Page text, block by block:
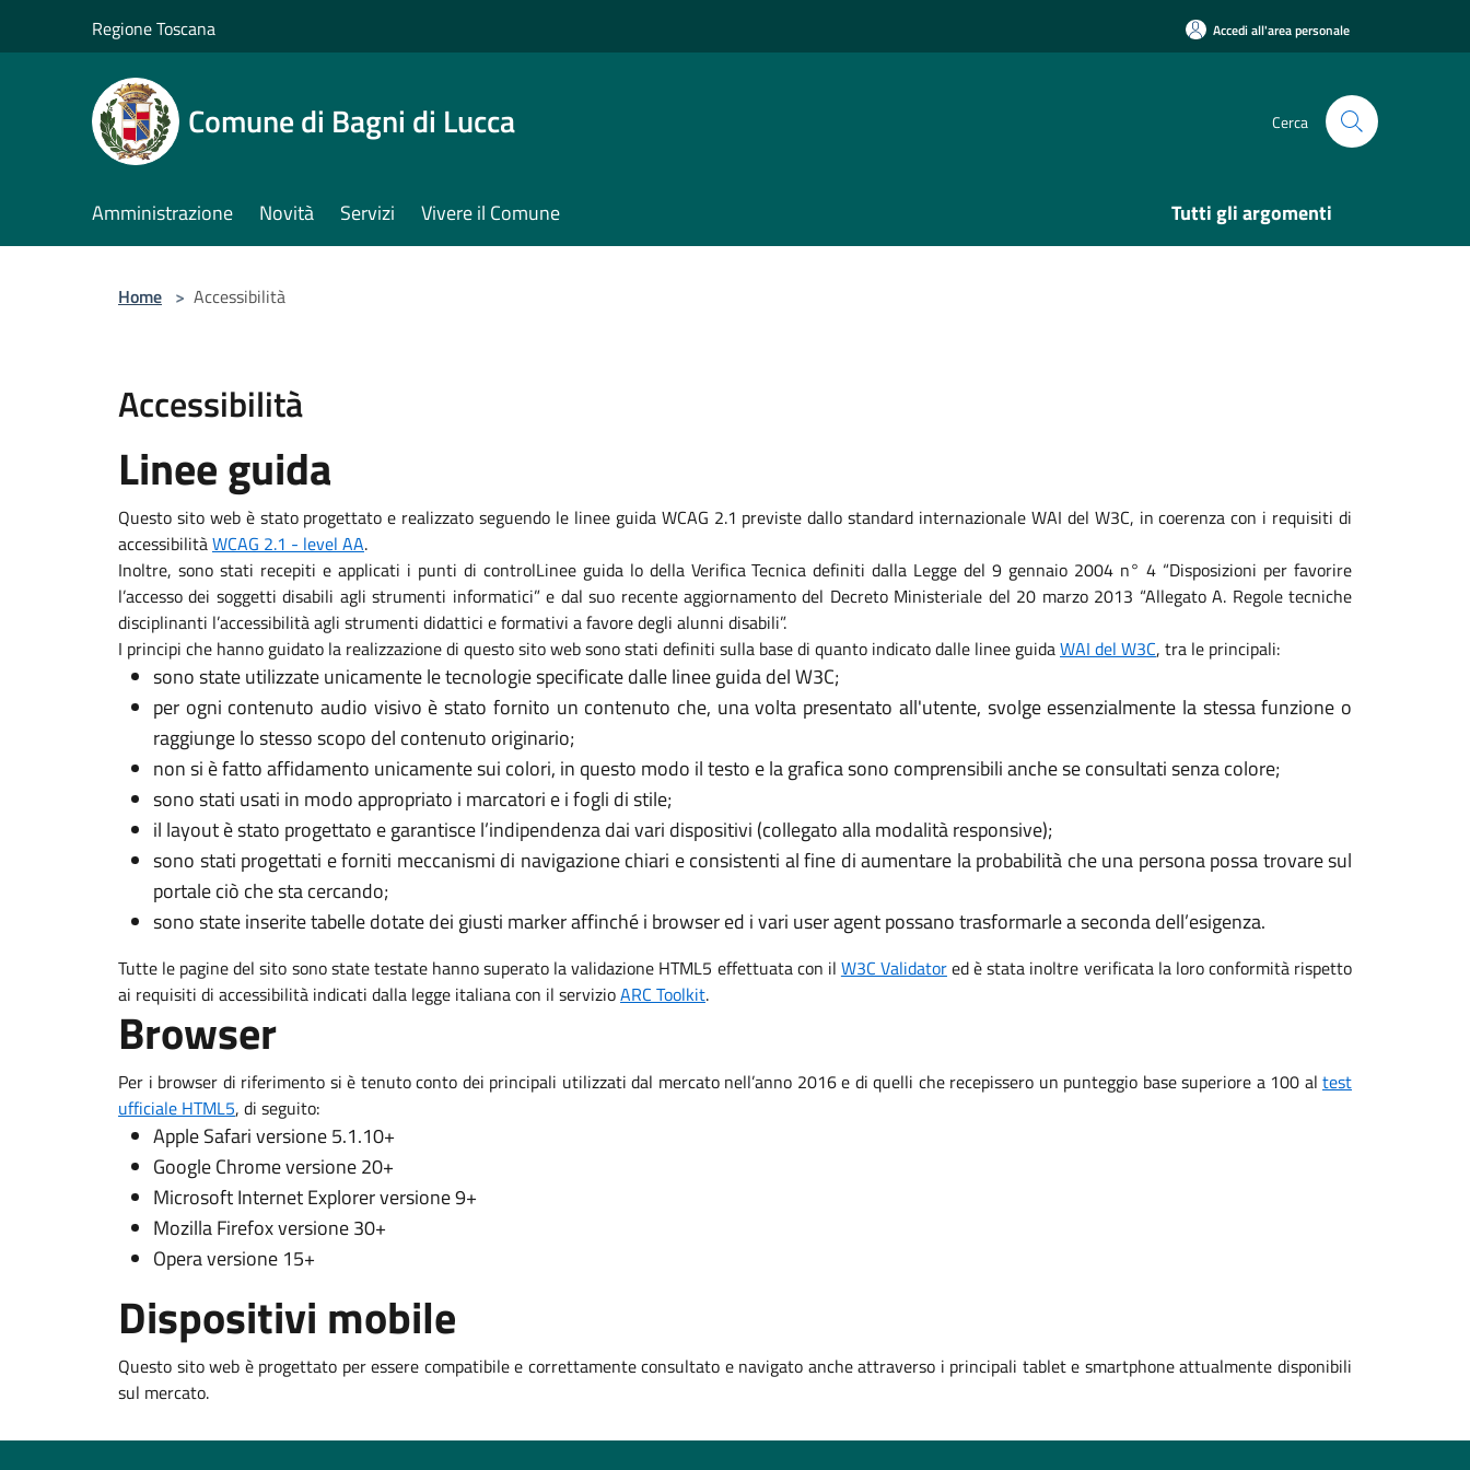
Regione Toscana Accedi all'area personale
Comune di Bagni di Lucca Cerca
Amministrazione Novità Servizi Vivere il Comune Tutti gli argomenti
Home > Accessibilità
Accessibilità
Linee guida
Questo sito web è stato progettato e realizzato seguendo le linee guida WCAG 2.1 previste dallo standard internazionale WAI del W3C, in coerenza con i requisiti di
accessibilitàWCAG 2.1 - level AA.
Inoltre, sono stati recepiti e applicati i punti di controlLinee guida lo della Verifica Tecnica definiti dalla Legge del 9 gennaio 2004 n° 4 “Disposizioni per favorire
l’accesso dei soggetti disabili agli strumenti informatici” e dal suo recente aggiornamento del Decreto Ministeriale del 20 marzo 2013 “Allegato A. Regole tecniche
disciplinanti l’accessibilità agli strumenti didattici e formativi a favore degli alunni disabili”.
I principi che hanno guidato la realizzazione di questo sito web sono stati definiti sulla base di quanto indicato dalle linee guidaWAI del W3C, tra le principali:
sono state utilizzate unicamente le tecnologie specificate dalle linee guida del W3C;
per ogni contenuto audio visivo è stato fornito un contenuto che, una volta presentato all'utente, svolge essenzialmente la stessa funzione o
raggiunge lo stesso scopo del contenuto originario;
non si è fatto affidamento unicamente sui colori, in questo modo il testo e la grafica sono comprensibili anche se consultati senza colore;
sono stati usati in modo appropriato i marcatori e i fogli di stile;
il layout è stato progettato e garantisce l’indipendenza dai vari dispositivi (collegato alla modalità responsive);
sono stati progettati e forniti meccanismi di navigazione chiari e consistenti al fine di aumentare la probabilità che una persona possa trovare sul
portale ciò che sta cercando;
sono state inserite tabelle dotate dei giusti marker affinché i browser ed i vari user agent possano trasformarle a seconda dell’esigenza.
Tutte le pagine del sito sono state testate hanno superato la validazione HTML5 effettuata con il W3C Validatored è stata inoltre verificata la loro conformità rispetto
ai requisiti di accessibilità indicati dalla legge italiana con il servizioARC Toolkit.
Browser
Per i browser di riferimento si è tenuto conto dei principali utilizzati dal mercato nell’anno 2016 e di quelli che recepissero un punteggio base superiore a 100 al test
ufficiale HTML5, di seguito:
Apple Safari versione 5.1.10+
Google Chrome versione 20+
Microsoft Internet Explorer versione 9+
Mozilla Firefox versione 30+
Opera versione 15+
Dispositivi mobile
Questo sito web è progettato per essere compatibile e correttamente consultato e navigato anche attraverso i principali tablet e smartphone attualmente disponibili
sul mercato.